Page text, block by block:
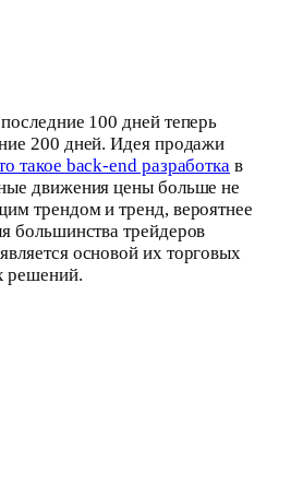
100 дней теперь
200 дней. Идея продажи
такое back-end разработка в
движения цены больше не
трендом и тренд, вероятнее
большинства трейдеров
основой их торговых
решений.